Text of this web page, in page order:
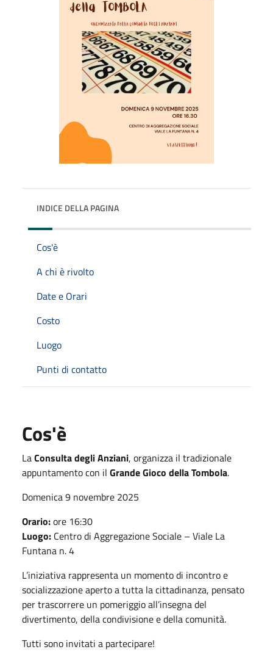
INDICE DELLA PAGINA
Cos'è
A chi è rivolto
Date e Orari
Costo
Luogo
Punti di contatto
Cos'è
LaConsulta degli Anziani, organizza il tradizionale
appuntamento con il Grande Gioco della Tombola.
Domenica 9 novembre 2025
Orario:ore 16:30
Luogo: Centro di Aggregazione Sociale – Viale La
Funtana n. 4
L’iniziativa rappresenta un momento di incontro e
socializzazione aperto a tutta la cittadinanza, pensato
per trascorrere un pomeriggio all’insegna del
divertimento, della condivisione e della comunità.
Tutti sono invitati a partecipare!